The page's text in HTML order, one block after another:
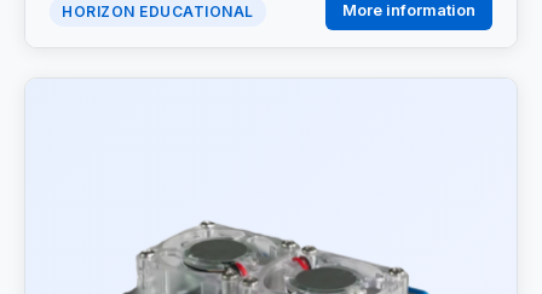
HORIZON EDUCATIONAL More information